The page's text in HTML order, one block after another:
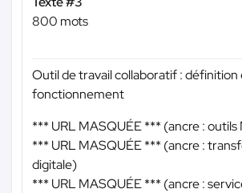
800 mots
Outil de travail collaboratif : définition
fonctionnement
*** URL MASQUÉE *** (ancre :
*** URL MASQUÉE *** (ancre :
digitale)
*** URL MASQUÉE *** (ancre :